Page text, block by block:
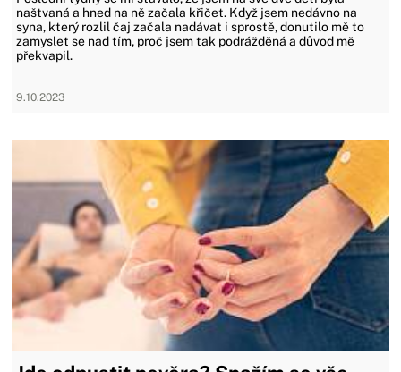
naštvaná a hned na ně začala křičet. Když jsem nedávno na
syna, který rozlil čaj začala nadávat i sprostě, donutilo mě to
zamyslet se nad tím, proč jsem tak podrážděná a důvod mě
překvapil.
9.10.2023